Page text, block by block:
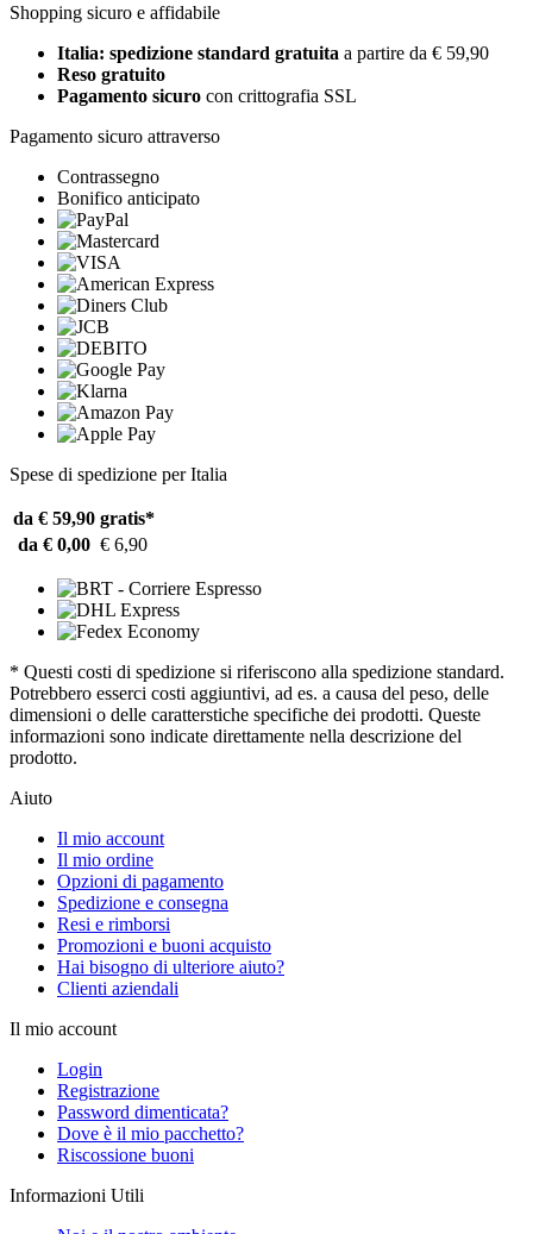
Shopping sicuro e affidabile
Italia: spedizione standard gratuita a partire da € 59,90
Reso gratuito
Pagamento sicuro con crittografia SSL
Pagamento sicuro attraverso
Contrassegno
Bonifico anticipato
Spese di spedizione per Italia
da € 59,90 gratis*
da € 0,00 € 6,90
* Questi costi di spedizione si riferiscono alla spedizione standard.
Potrebbero esserci costi aggiuntivi, ad es. a causa del peso, delle
dimensioni o delle caratterstiche specifiche dei prodotti. Queste
informazioni sono indicate direttamente nella descrizione del
prodotto.
Aiuto
Il mio account
Il mio ordine
Opzioni di pagamento
Spedizione e consegna
Resi e rimborsi
Promozioni e buoni acquisto
Hai bisogno di ulteriore aiuto?
Clienti aziendali
Il mio account
Login
Registrazione
Password dimenticata?
Dove è il mio pacchetto?
Riscossione buoni
Informazioni Utili